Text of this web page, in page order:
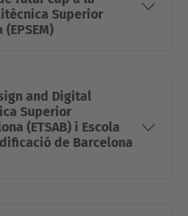
Superior
and Digital
Superior
(ETSAB) i Escola
de Barcelona